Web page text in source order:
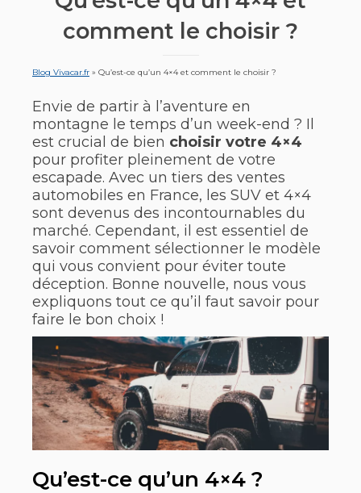
comment le choisir ?
Blog Vivacar.fr » Qu’est-ce qu’un 4×4 et comment le choisir ?
Envie de partir à l’aventure en
montagne le temps d’un week-end ? Il
est crucial de bien choisir votre 4×4
pour profiter pleinement de votre
escapade. Avec un tiers des ventes
automobiles en France, les SUV et 4×4
sont devenus des incontournables du
marché. Cependant, il est essentiel de
savoir comment sélectionner le modèle
qui vous convient pour éviter toute
déception. Bonne nouvelle, nous vous
expliquons tout ce qu’il faut savoir pour
faire le bon choix !
Qu’est-ce qu’un 4×4 ?